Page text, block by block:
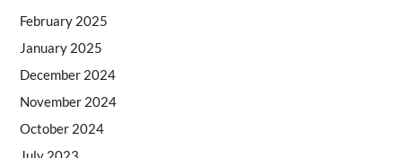
February 2025
January 2025
December 2024
November 2024
October 2024